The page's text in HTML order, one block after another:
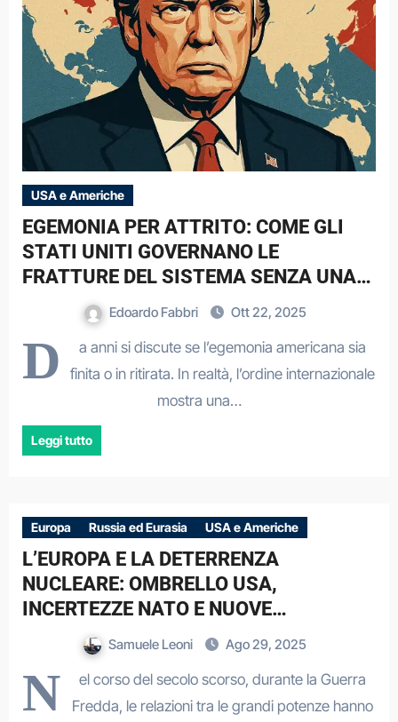
USA e Americhe
EGEMONIA PER ATTRITO: COME GLI
STATI UNITI GOVERNANO LE
FRATTURE DEL SISTEMA SENZA UNA
DOTTRINAEdoardo Fabbri Ott 22, 2025
D
a anni si discute se l’egemonia americana sia
finita o in ritirata. In realtà, l’ordine internazionale
mostra una…
Leggi tutto
Europa Russia ed Eurasia USA e Americhe
L’EUROPA E LA DETERRENZA
NUCLEARE: OMBRELLO USA,
INCERTEZZE NATO E NUOVE
STRATEGIE RUSSE
Samuele Leoni Ago 29, 2025
N
el corso del secolo scorso, durante la Guerra
Fredda, le relazioni tra le grandi potenze hanno